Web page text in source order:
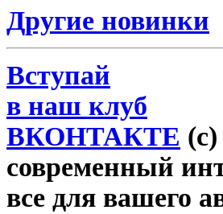
Другие новинки
Вступай
в наш клуб
ВКОНТАКТЕ (c)
современный
все для вашего